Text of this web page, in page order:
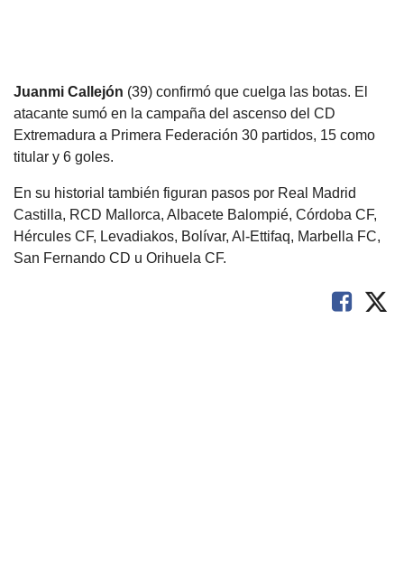
Juanmi Callejón (39) confirmó que cuelga las botas. El
atacante sumó en la campaña del ascenso del CD
Extremadura a Primera Federación 30 partidos, 15 como
titular y 6 goles.
En su historial también figuran pasos por Real Madrid
Castilla, RCD Mallorca, Albacete Balompié, Córdoba CF,
Hércules CF, Levadiakos, Bolívar, Al-Ettifaq, Marbella FC,
San Fernando CD u Orihuela CF.